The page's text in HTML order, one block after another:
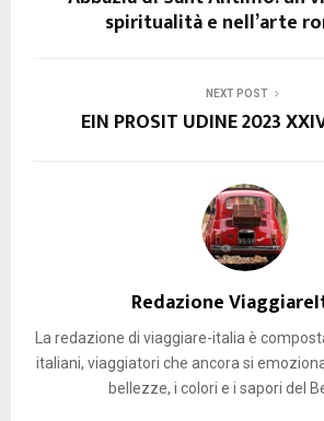
spiritualità e nell’arte
NEXT POST
EIN PROSIT UDINE 2023
Redazione
La redazione di viaggiare-italia è
italiani, viaggiatori che ancora si
bellezze, i colori e i sapori del